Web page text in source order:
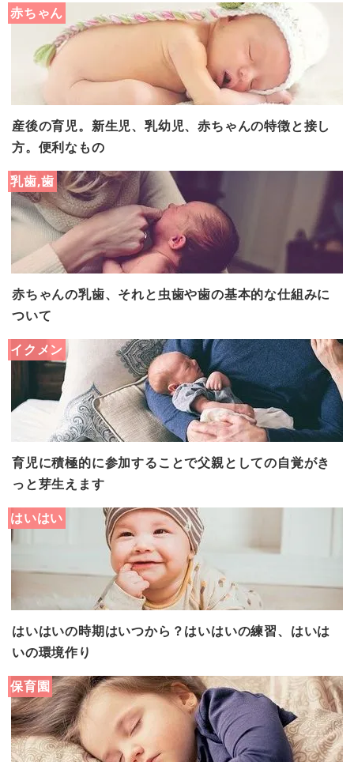
赤ちゃん
産後の育児。新生児、乳幼児、赤ちゃんの特徴と接し
方。便利なもの
乳歯,歯
赤ちゃんの乳歯、それと虫歯や歯の基本的な仕組みに
ついて
イクメン
育児に積極的に参加することで父親としての自覚がき
っと芽生えます
はいはい
はいはいの時期はいつから？はいはいの練習、はいは
いの環境作り
保育園